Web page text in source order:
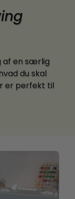
af en særlig
du skal
er perfekt til